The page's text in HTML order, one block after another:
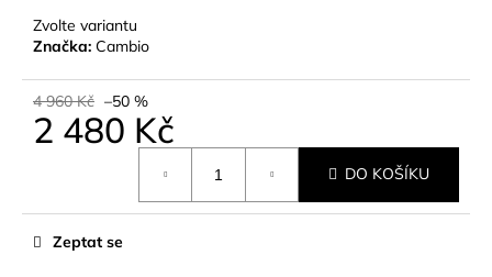
Zvolte variantu
Značka: Cambio
4 960 Kč –50 %
2 480 Kč
DO KOŠÍKU
Zeptat se
D
o
p
č
u